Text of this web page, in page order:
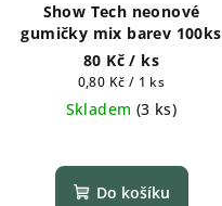
d
Show Tech neonové
gumičky mix barev 100ks
80 Kč/ ks
Měrná
cena:
0,80 Kč / 1 ks
Skladem (3 ks)
Do košíku